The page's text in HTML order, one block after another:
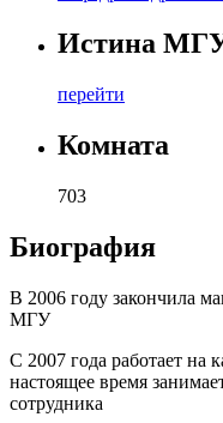
Истина
перейти
Комната
703
Биография
В 2006 году закончила
МГУ
С 2007 года работает на
настоящее время
сотрудника